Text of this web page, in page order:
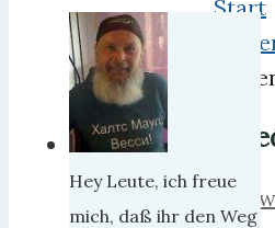
Start
Hey Leute, ich freue
mich, daß ihr den Weg